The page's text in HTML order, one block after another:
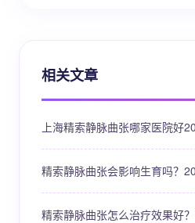
相关文章
上海精索静脉曲张哪家医院好
精索静脉曲张会影响生育吗？
精索静脉曲张怎么治疗效果好